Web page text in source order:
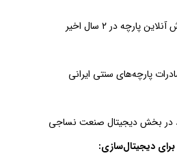
دیجیتال‌سازی: